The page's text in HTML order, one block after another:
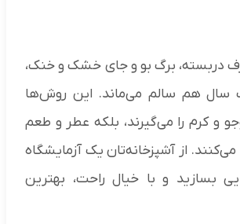
ظرف دربسته، برگ بو و جای خشک و خنک،
سال هم سالم می‌ماند. این روش‌ها
و کرم را می‌گیرند، بلکه عطر و طعم
از آشپزخانه‌تان یک آزمایشگاه
بسازید و با خیال راحت، بهترین